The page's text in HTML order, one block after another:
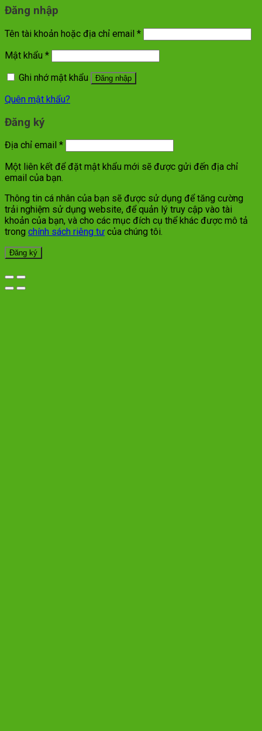
Đăng nhập
Tên tài khoản hoặc địa chỉ email *
Mật khẩu *
Ghi nhớ mật khẩu
Đăng nhập
Quên mật khẩu?
Đăng ký
Địa chỉ email *
Một liên kết để đặt mật khẩu mới sẽ được gửi đến địa chỉ
email của bạn.
Thông tin cá nhân của bạn sẽ được sử dụng để tăng cường
trải nghiệm sử dụng website, để quản lý truy cập vào tài
khoản của bạn, và cho các mục đích cụ thể khác được mô tả
trong chính sách riêng tư của chúng tôi.
Đăng ký